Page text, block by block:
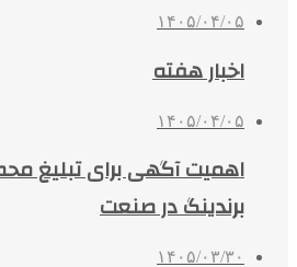
۱۴۰۵/۰۴/۰۵
اخبار هفته
۱۴۰۵/۰۴/۰۵
اهمیت آگهی برای تبلیغ
برندینگ در صنعت
۱۴۰۵/۰۳/۳۰